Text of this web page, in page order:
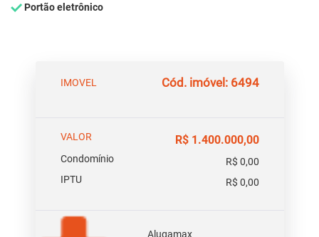
Portão eletrônico
IMOVEL Cód. imóvel: 6494
VALOR R$ 1.400.000,00
Condomínio
R$ 0,00
IPTU
R$ 0,00
Alugamax